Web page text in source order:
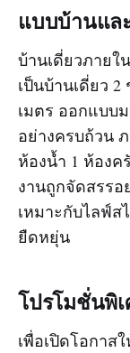
แบบบ้านแล
บ้านเดี่ยวภายใ
เป็นบ้านเดี่ยว
เมตร ออกแบบ
อย่างครบถ้วน
ห้องน้ำ 1 ห้อง
งานถูกจัดสรรอ
เหมาะกับไลฟ์ส
ยืดหยุ่น
โปรโมชั่นพิ
เพื่อเปิดโอกาส